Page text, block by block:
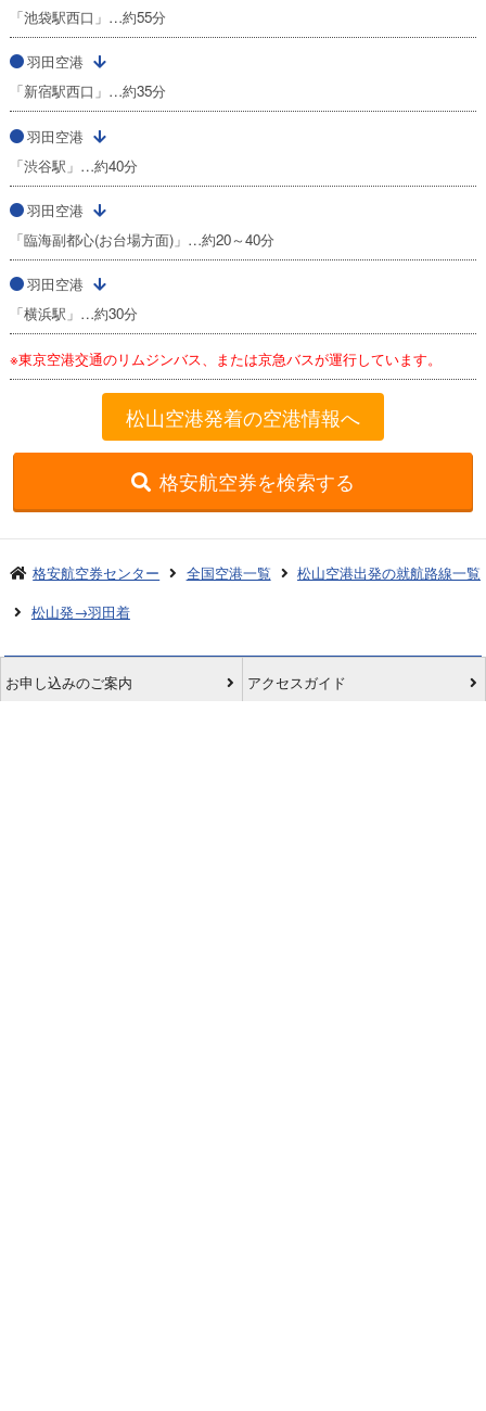
「池袋駅西口」…約55分
羽田空港
「新宿駅西口」…約35分
羽田空港
「渋谷駅」…約40分
羽田空港
「臨海副都心(お台場方面)」…約20～40分
羽田空港
「横浜駅」…約30分
※東京空港交通のリムジンバス、または京急バスが運行しています。
松山空港発着の空港情報へ
格安航空券を検索する
格安航空券センター 全国空港一覧
松山空港出発の就航路線一覧
松山発→羽田着
お申し込みのご案内 アクセスガイド